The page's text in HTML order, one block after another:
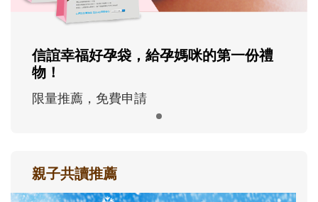
信誼幸福好孕袋，給孕媽咪的第一份禮
物！
限量推薦，免費申請
親子共讀推薦